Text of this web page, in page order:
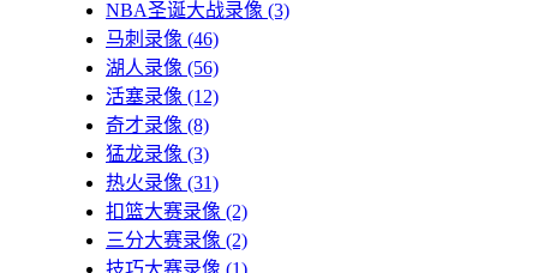
NBA圣诞大战录像 (3)
马刺录像 (46)
湖人录像 (56)
活塞录像 (12)
奇才录像 (8)
猛龙录像 (3)
热火录像 (31)
扣篮大赛录像 (2)
三分大赛录像 (2)
技巧大赛录像 (1)